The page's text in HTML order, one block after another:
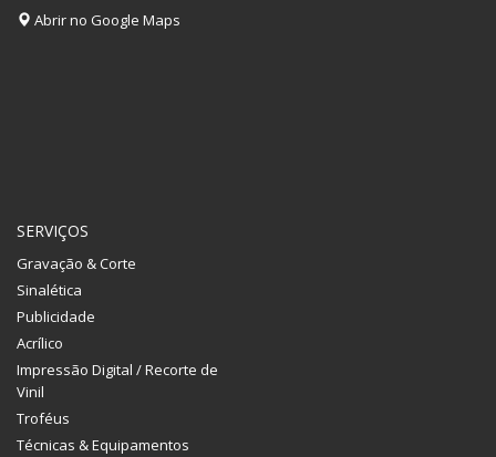
Abrir no Google Maps
SERVIÇOS
Gravação & Corte
Sinalética
Publicidade
Acrílico
Impressão Digital / Recorte de
Vinil
Troféus
Técnicas & Equipamentos